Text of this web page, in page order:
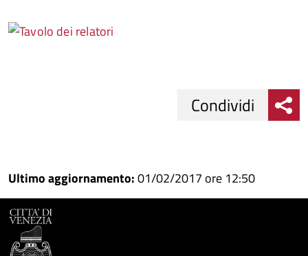
su
Facebook
Condividi
su
Condividi
Condividi
Ultimo aggiornamento:01/02/2017 ore 12:50